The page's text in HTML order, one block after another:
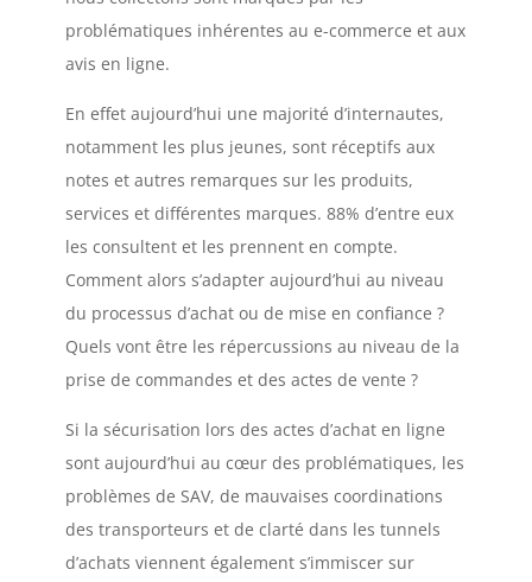
problématiques inhérentes au e-commerce et aux
avis en ligne.
En effet aujourd’hui une majorité d’internautes,
notamment les plus jeunes, sont réceptifs aux
notes et autres remarques sur les produits,
services et différentes marques. 88% d’entre eux
les consultent et les prennent en compte.
Comment alors s’adapter aujourd’hui au niveau
du processus d’achat ou de mise en confiance ?
Quels vont être les répercussions au niveau de la
prise de commandes et des actes de vente ?
Si la sécurisation lors des actes d’achat en ligne
sont aujourd’hui au cœur des problématiques, les
problèmes de SAV, de mauvaises coordinations
des transporteurs et de clarté dans les tunnels
d’achats viennent également s’immiscer sur